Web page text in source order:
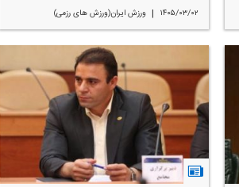
۱۴۰۵/۰۳/۰۲ | ورزش ایران(ورزش های رزمی)